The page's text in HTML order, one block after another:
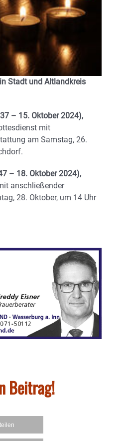
Stadt und Altlandkreis
– 15. Oktober 2024),
mit
am Samstag, 26.
– 18. Oktober 2024),
anschließender
28. Oktober, um 14 Uhr
Beitrag!
teilen